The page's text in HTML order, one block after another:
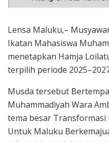
Lensa Maluku,–
Ikatan Mahasiswa
menetapkan Hamja
terpilih periode
Musda tersebut
Muhammadiyah Wara
tema besar
Untuk Maluku